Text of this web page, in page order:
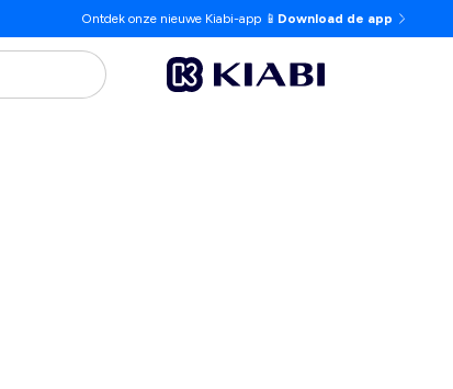
Ontdek onze nieuwe Kiabi-app 📱 Download de app